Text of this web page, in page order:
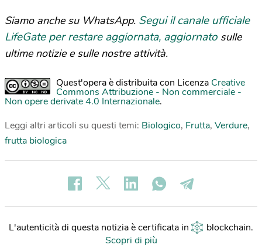
Siamo anche su WhatsApp. Segui il canale ufficiale
LifeGate per restare aggiornata, aggiornato sulle
ultime notizie e sulle nostre attività.
Quest'opera è distribuita con Licenza Creative
Commons Attribuzione - Non commerciale -
Non opere derivate 4.0 Internazionale.
Leggi altri articoli su questi temi: Biologico, Frutta, Verdure,
frutta biologica
L'autenticità di questa notizia è certificata in blockchain.
Scopri di più